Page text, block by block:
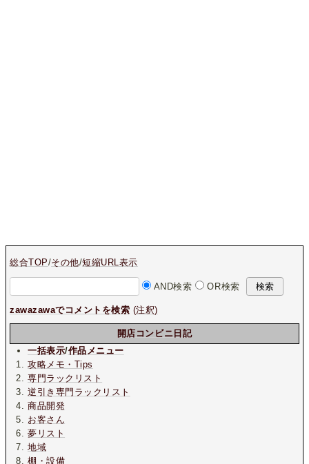
総合TOP/その他/短縮URL表示
AND検索 OR検索
zawazawaでコメントを検索 (注釈)
開店コンビニ日記
一括表示/作品メニュー
攻略メモ・Tips
専門ラックリスト
逆引き専門ラックリスト
商品開発
お客さん
夢リスト
地域
棚・設備